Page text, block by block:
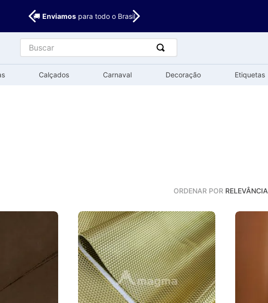
🚚 Enviamospara todo o Brasil
Buscar
Calçados Carnaval Decoração Etiquetas
ORDENAR POR RELEVÂNCIA